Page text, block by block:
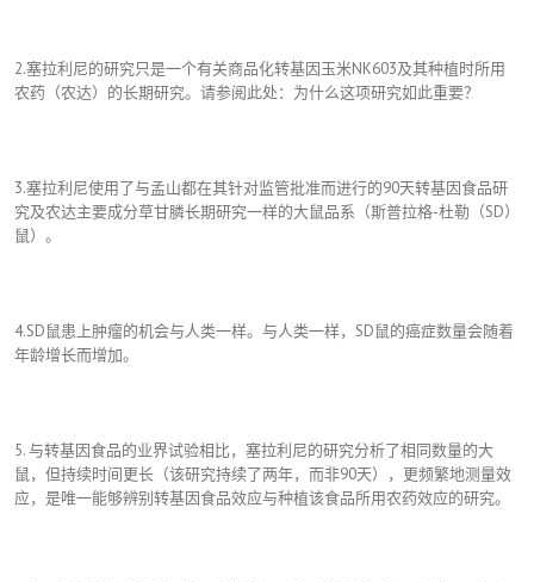
2.塞拉利尼的研究只是一个有关商品化转基因玉米NK603及其种植时所用
农药（农达）的长期研究。请参阅此处：为什么这项研究如此重要？
3.塞拉利尼使用了与孟山都在其针对监管批准而进行的90天转基因食品研
究及农达主要成分草甘膦长期研究一样的大鼠品系（斯普拉格-杜勒（SD）
鼠）。
4.SD鼠患上肿瘤的机会与人类一样。与人类一样，SD鼠的癌症数量会随着
年龄增长而增加。
5. 与转基因食品的业界试验相比，塞拉利尼的研究分析了相同数量的大
鼠，但持续时间更长（该研究持续了两年，而非90天），更频繁地测量效
应，是唯一能够辨别转基因食品效应与种植该食品所用农药效应的研究。